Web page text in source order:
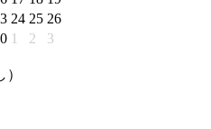
24 25 26
1 2 3